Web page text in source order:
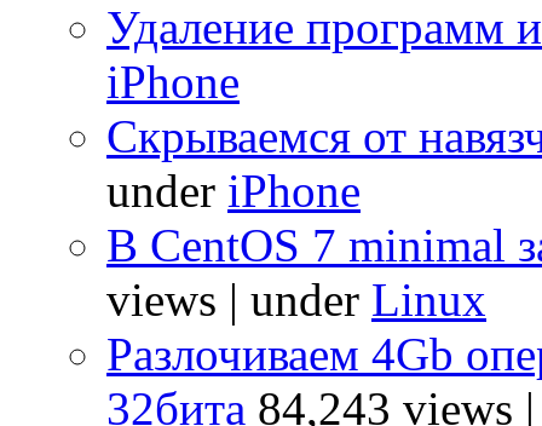
Удаление программ
iPhone
Скрываемся от
under iPhone
В CentOS 7 minimal
views | under Linux
Разлочиваем 4Gb
32бита 84,243 views